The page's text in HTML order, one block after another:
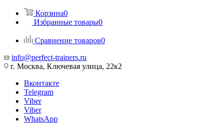
Корзина0
Избранные товары0
Сравнение товаров0
info@perfect-trainers.ru
г. Москва, Ключевая улица, 22к2
Вконтакте
Telegram
Viber
Viber
WhatsApp